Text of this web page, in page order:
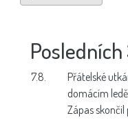
7.8. Přátelské
domácím
Zápas skončil